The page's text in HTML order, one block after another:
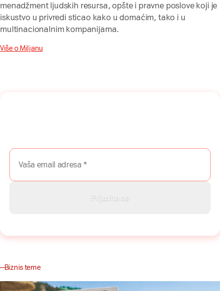
menadžment ljudskih resursa, opšte i pravne poslove koji je
iskustvo u privredi sticao kako u domaćim, tako i u
multinacionalnim kompanijama.
Više o Miljanu
Biznis teme